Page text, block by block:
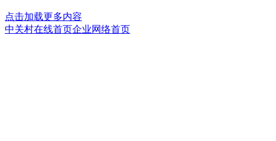
点击加载更多内容
中关村在线首页企业网络首页